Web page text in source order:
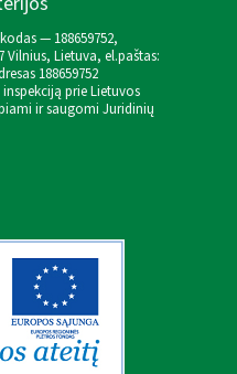
— 188659752,
Vilnius, Lietuva, el.paštas:
188659752
prie Lietuvos
ir saugomi Juridinių